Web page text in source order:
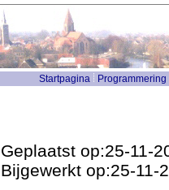
Startpagina Programmering
Geplaatst op:25-11-
Bijgewerkt op:25-11-